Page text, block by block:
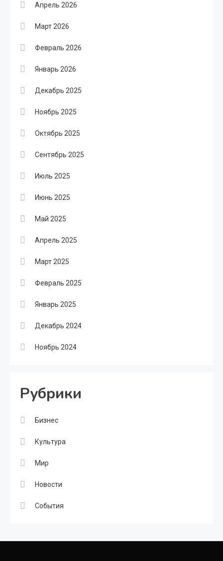
Апрель 2026
Март 2026
Февраль 2026
Январь 2026
Декабрь 2025
Ноябрь 2025
Октябрь 2025
Сентябрь 2025
Июль 2025
Июнь 2025
Май 2025
Апрель 2025
Март 2025
Февраль 2025
Январь 2025
Декабрь 2024
Ноябрь 2024
Рубрики
Бизнес
Культура
Мир
Новости
События